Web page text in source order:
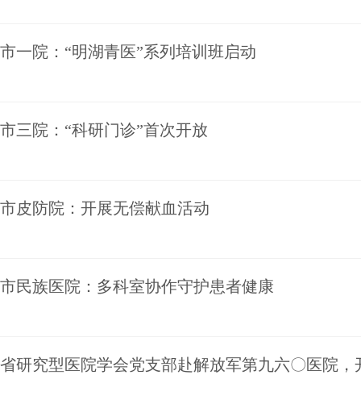
市一院：“明湖青医”系列培训班启动
市三院：“科研门诊”首次开放
市皮防院：开展无偿献血活动
市民族医院：多科室协作守护患者健康
省研究型医院学会党支部赴解放军第九六〇医院，